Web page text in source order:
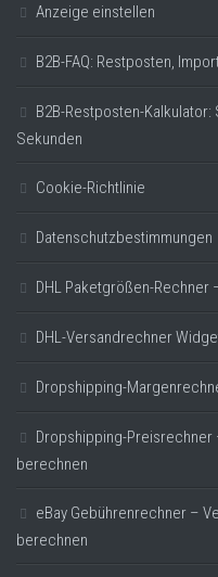
Anzeige einstellen
B2B-FAQ: Restposten,
B2B-Restposten-
Sekunden
Cookie-Richtlinie
Datenschutzbestimmungen
DHL Paketgrößen-
DHL-Versandrechner
Dropshipping-
Dropshipping-Preisrechner
berechnen
eBay Gebührenrechner –
berechnen